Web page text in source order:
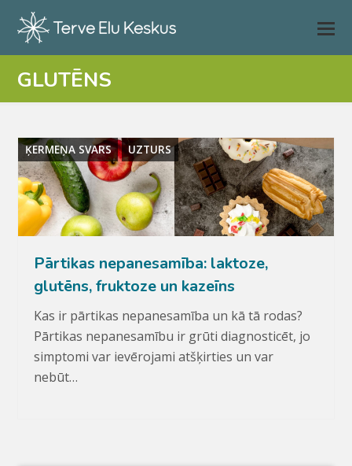
GLUTĒNS
ĶERMEŅA SVARS UZTURS
Pārtikas nepanesamība: laktoze,
glutēns, fruktoze un kazeīns
Kas ir pārtikas nepanesamība un kā tā rodas?
Pārtikas nepanesamību ir grūti diagnosticēt, jo
simptomi var ievērojami atšķirties un var
nebūt…